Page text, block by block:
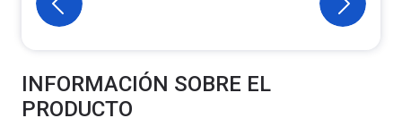
INFORMACIÓN SOBRE EL
PRODUCTO